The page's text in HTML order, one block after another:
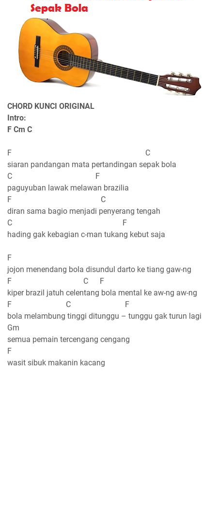
CHORD KUNCI ORIGINAL
Intro:
F Cm C
F C
siaran pandangan mata pertandingan sepak bola
C F
paguyuban lawak melawan brazilia
F C
diran sama bagio menjadi penyerang tengah
C F
hading gak kebagian c-man tukang kebut saja
F
jojon menendang bola disundul darto ke tiang gaw-ng
F C F
kiper brazil jatuh celentang bola mental ke aw-ng aw-ng
F C F
bola melambung tinggi ditunggu – tunggu gak turun lagi
Gm
semua pemain tercengang cengang
F
wasit sibuk makanin kacang